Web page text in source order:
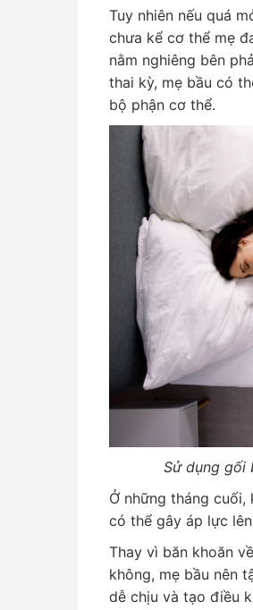
Tuy nhiên nếu quá
chưa kể cơ thể mẹ
nằm nghiêng bên
thai kỳ, mẹ bầu có
bộ phận cơ thể.
Sử dụng gối
Ở những tháng
có thể gây áp lực
Thay vì băn khoăn
không, mẹ bầu nên
dễ chịu và tạo điều